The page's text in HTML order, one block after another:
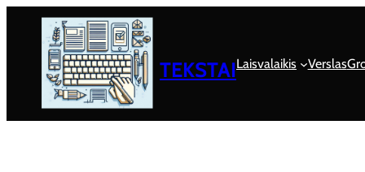
TEKSTAILaisvalaikis Verslas